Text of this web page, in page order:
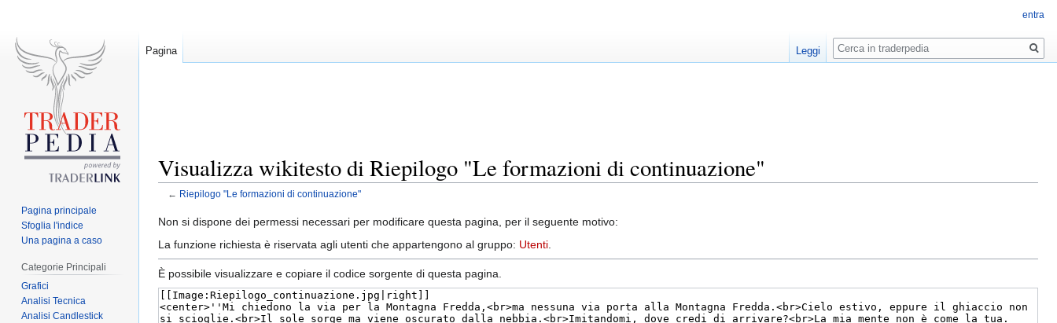
Visualizza wikitesto di Riepilogo "Le formazioni di continuazione"
← Riepilogo "Le formazioni di continuazione"
Jump
to
Jump
to
Non si dispone dei permessi necessari per modificare questa pagina, per il seguente motivo:
La funzione richiesta è riservata agli utenti che appartengono al gruppo: Utenti
È possibile visualizzare e copiare il codice sorgente di questa pagina.
entra
Pagina Leggi
Ricerca
Pagina principale
Sfoglia l'indice
Una pagina a caso
Categorie Principali
Grafici
Analisi Tecnica
Analisi Candlestick